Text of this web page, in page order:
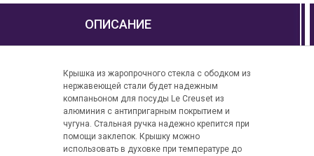
ОПИСАНИЕ
Крышка из жаропрочного стекла с ободком из
нержавеющей стали будет надежным
компаньоном для посуды Le Creuset из
алюминия с антипригарным покрытием и
чугуна. Стальная ручка надежно крепится при
помощи заклепок. Крышку можно
использовать в духовке при температуре до